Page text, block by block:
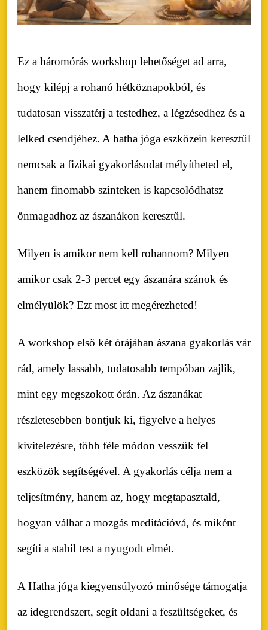
Ez a háromórás workshop lehetőséget ad arra,
hogy kilépj a rohanó hétköznapokból, és
tudatosan visszatérj a testedhez, a légzésedhez és a
lelked csendjéhez. A hatha jóga eszközein keresztül
nemcsak a fizikai gyakorlásodat mélyítheted el,
hanem finomabb szinteken is kapcsolódhatsz
önmagadhoz az ászanákon keresztűl.
Milyen is amikor nem kell rohannom? Milyen
amikor csak 2-3 percet egy ászanára szánok és
elmélyülök? Ezt most itt megérezheted!
A workshop első két órájában ászana gyakorlás vár
rád, amely lassabb, tudatosabb tempóban zajlik,
mint egy megszokott órán. Az ászanákat
részletesebben bontjuk ki, figyelve a helyes
kivitelezésre, több féle módon vesszük fel
eszközök segítségével. A gyakorlás célja nem a
teljesítmény, hanem az, hogy megtapasztald,
hogyan válhat a mozgás meditációvá, és miként
segíti a stabil test a nyugodt elmét.
A Hatha jóga kiegyensúlyozó minősége támogatja
az idegrendszert, segít oldani a feszültségeket, és